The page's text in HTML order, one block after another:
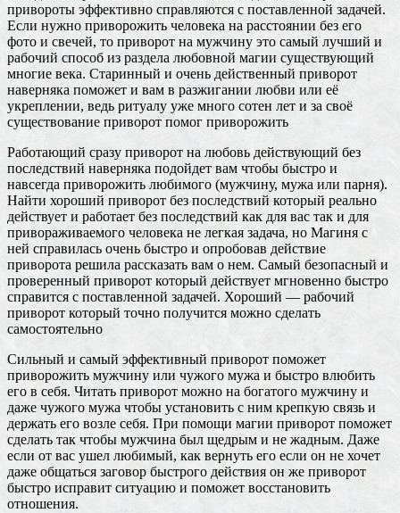
привороты эффективно справляются с поставленной задачей.
Если нужно приворожить человека на расстоянии без его
фото и свечей, то приворот на мужчину это самый лучший и
рабочий способ из раздела любовной магии существующий
многие века. Старинный и очень действенный приворот
наверняка поможет и вам в разжигании любви или её
укреплении, ведь ритуалу уже много сотен лет и за своё
существование приворот помог приворожить
Работающий сразу приворот на любовь действующий без
последствий наверняка подойдет вам чтобы быстро и
навсегда приворожить любимого (мужчину, мужа или парня).
Найти хороший приворот без последствий который реально
действует и работает без последствий как для вас так и для
привораживаемого человека не легкая задача, но Магиня с
ней справилась очень быстро и опробовав действие
приворота решила рассказать вам о нем. Самый безопасный и
проверенный приворот который действует мгновенно быстро
справится с поставленной задачей. Хороший — рабочий
приворот который точно получится можно сделать
самостоятельно
Сильный и самый эффективный приворот поможет
приворожить мужчину или чужого мужа и быстро влюбить
его в себя. Читать приворот можно на богатого мужчину и
даже чужого мужа чтобы установить с ним крепкую связь и
держать его возле себя. При помощи магии приворот поможет
сделать так чтобы мужчина был щедрым и не жадным. Даже
если от вас ушел любимый, как вернуть его если он не хочет
даже общаться заговор быстрого действия он же приворот
быстро исправит ситуацию и поможет восстановить
отношения.